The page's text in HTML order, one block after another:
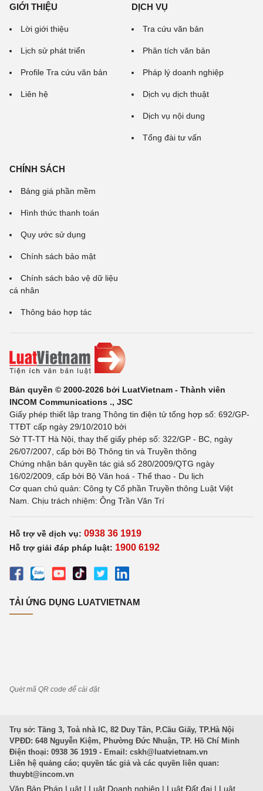
GIỚI THIỆU
Lời giới thiệu
Lịch sử phát triển
Profile Tra cứu văn bản
Liên hệ
DỊCH VỤ
Tra cứu văn bản
Phân tích văn bản
Pháp lý doanh nghiệp
Dịch vụ dịch thuật
Dịch vụ nội dung
Tổng đài tư vấn
CHÍNH SÁCH
Bảng giá phần mềm
Hình thức thanh toán
Quy ước sử dụng
Chính sách bảo mật
Chính sách bảo vệ dữ liệu
cá nhân
Thông báo hợp tác
Bản quyền © 2000-2026 bởi LuatVietnam - Thành viên
INCOM Communications ., JSC
Giấy phép thiết lập trang Thông tin điện tử tổng hợp số: 692/GP-
TTĐT cấp ngày 29/10/2010 bởi
Sở TT-TT Hà Nội, thay thế giấy phép số: 322/GP - BC, ngày
26/07/2007, cấp bởi Bộ Thông tin và Truyền thông
Chứng nhận bản quyền tác giả số 280/2009/QTG ngày
16/02/2009, cấp bởi Bộ Văn hoá - Thể thao - Du lịch
Cơ quan chủ quản: Công ty Cổ phần Truyền thông Luật Việt
Nam. Chịu trách nhiệm: Ông Trần Văn Trí
Hỗ trợ về dịch vụ: 0938 36 1919
Hỗ trợ giải đáp pháp luật: 1900 6192
TẢI ỨNG DỤNG LUATVIETNAM
Quét mã QR code để cài đặt
Trụ sở: Tầng 3, Toà nhà IC, 82 Duy Tân, P.Cầu Giấy, TP.Hà Nội
VPĐD: 648 Nguyễn Kiệm, Phường Đức Nhuận, TP. Hồ Chí Minh
Điện thoại: 0938 36 1919 - Email: cskh@luatvietnam.vn
Liên hệ quảng cáo; quyền tác giả và các quyền liên quan:
thuybt@incom.vn
Văn Bản Pháp Luật | Luật Doanh nghiệp | Luật Đất đai | Luật